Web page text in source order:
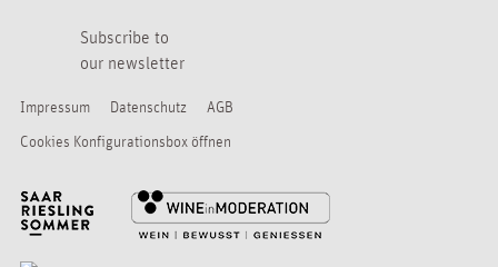
Subscribe to
our newsletter
Impressum Datenschutz
AGB
Cookies Konfigurationsbox öffnen